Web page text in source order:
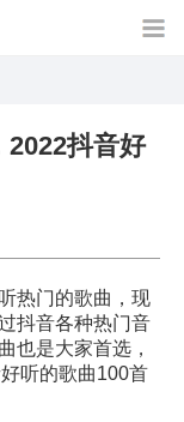
2022抖音好
热门的歌曲，现
抖音各种热门音
也是大家首选，
听的歌曲100首